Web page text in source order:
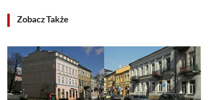
Zobacz Także